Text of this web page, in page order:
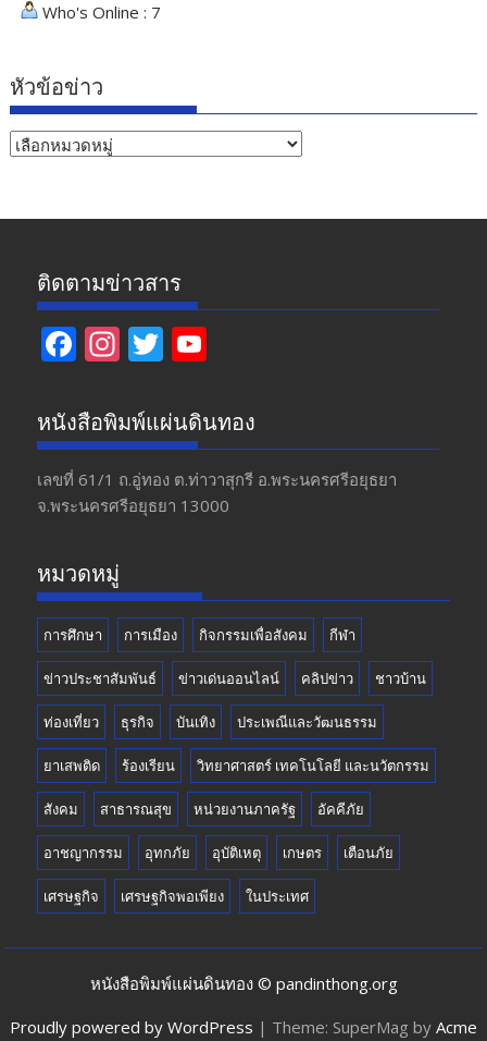
Who's Online : 7
หัวข้อข่าว
หัวข้อ
ติดตามข่าวสาร
F
e
b
o
o
In
a
gr
a
m
T
itt
er
u
T
u
b
หนังสือพิมพ์แผ่นดินทอง
เลขที่ 61/1 ถ.อู่ทอง​ ต.​ท่าวาสุกรี​ อ.พระนครศรีอยุธยา​
จ.พระนครศรีอยุธยา 13000
หมวดหมู่
การศึกษา การเมือง กิจกรรมเพื่อสังคม กีฬา
ข่าวประชาสัมพันธ์ ข่าวเด่นออนไลน์ คลิปข่าว ชาวบ้าน
ท่องเที่ยว ธุรกิจ บันเทิง ประเพณีและวัฒนธรรม
ยาเสพติด ร้องเรียน วิทยาศาสตร์ เทคโนโลยี และนวัตกรรม
สังคม สาธารณสุข หน่วยงานภาครัฐ อัคคีภัย
อาชญากรรม อุทกภัย อุบัติเหตุ เกษตร เตือนภัย
เศรษฐกิจ เศรษฐกิจพอเพียง ในประเทศ
หนังสือพิมพ์แผ่นดินทอง © pandinthong.org
Proudly powered by WordPress | Theme: SuperMag by Acme